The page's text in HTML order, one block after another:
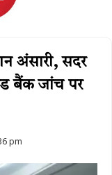
अंसारी, सदर
बैंक जांच पर
pm